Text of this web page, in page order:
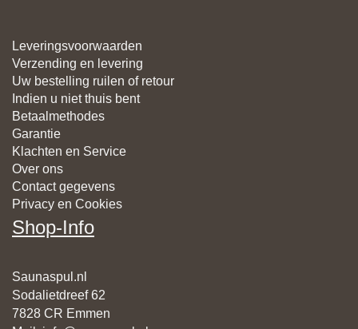
Leveringsvoorwaarden
Verzending en levering
Uw bestelling ruilen of retour
Indien u niet thuis bent
Betaalmethodes
Garantie
Klachten en Service
Over ons
Contact gegevens
Privacy en Cookies
Shop-Info
Saunaspul.nl
Sodalietdreef 62
7828 CR Emmen